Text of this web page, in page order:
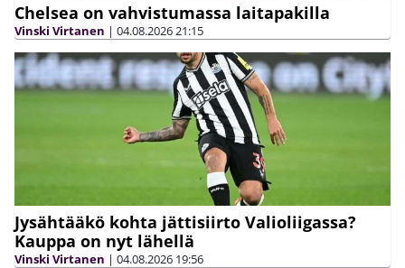
Chelsea on vahvistumassa laitapakilla
Vinski Virtanen | 04.08.202621:15
Jysähtääkö kohta jättisiirto Valioliigassa?
Kauppa on nyt lähellä
Vinski Virtanen | 04.08.2026 19:56